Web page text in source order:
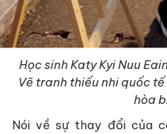
Học sinh Katy Kyi Nuu
Vẽ tranh thiếu nhi quốc tế
hòa
Nói về sự thay đổi của